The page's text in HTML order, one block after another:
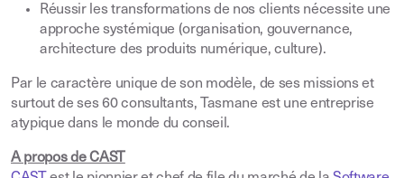
Réussir les transformations de nos clients nécessite une
approche systémique (organisation, gouvernance,
architecture des produits numérique, culture).
Par le caractère unique de son modèle, de ses missions et
surtout de ses 60 consultants, Tasmane est une entreprise
atypique dans le monde du conseil .
A propos de CAST